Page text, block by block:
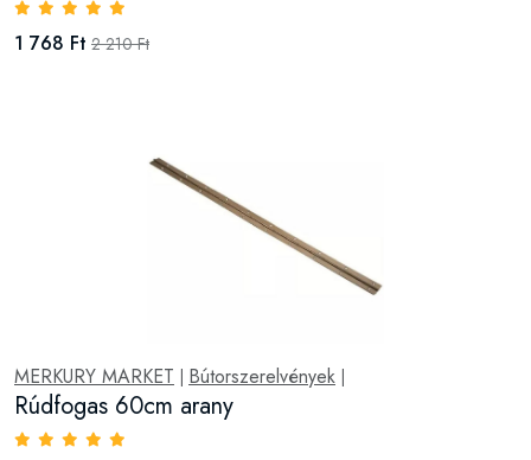
1 768 Ft 2 210 Ft
MERKURY MARKET Bútorszerelvények
Rúdfogas 60cm arany